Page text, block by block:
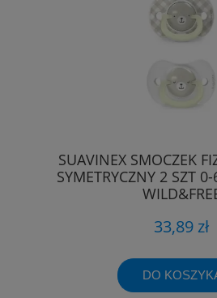
SUAVINEX SMOCZEK
SYMETRYCZNY 2 SZT
33,89 zł
DO